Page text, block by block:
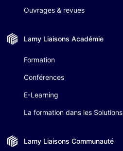
Ouvrages & revues
Lamy Liaisons Académie
Formation
Conférences
E-Learning
La formation dans les Solutions
Lamy Liaisons Communauté